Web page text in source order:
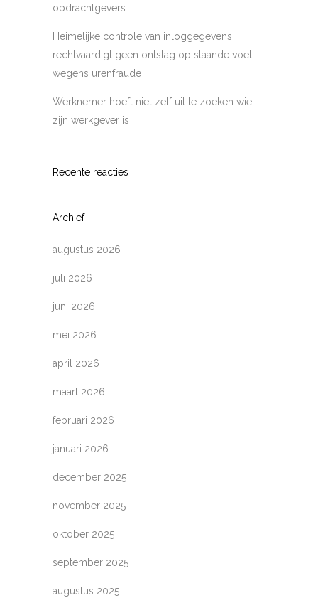
opdrachtgevers
Heimelijke controle van inloggegevens
rechtvaardigt geen ontslag op staande voet
wegens urenfraude
Werknemer hoeft niet zelf uit te zoeken wie
zijn werkgever is
Recente reacties
Archief
augustus 2026
juli 2026
juni 2026
mei 2026
april 2026
maart 2026
februari 2026
januari 2026
december 2025
november 2025
oktober 2025
september 2025
augustus 2025